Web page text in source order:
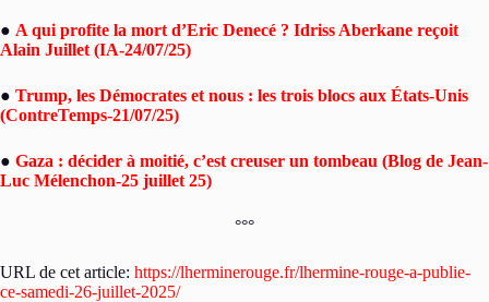
● A qui profite la mort d’Eric Denecé ? Idriss Aberkane reçoit
Alain Juillet (IA-24/07/25)
● Trump, les Démocrates et nous : les trois blocs aux États-Unis
(ContreTemps-21/07/25)
● Gaza : décider à moitié, c’est creuser un tombeau (Blog de Jean-
Luc Mélenchon-25 juillet 25)
°°°
URL de cet article: https://lherminerouge.fr/lhermine-rouge-a-publie-
ce-samedi-26-juillet-2025/